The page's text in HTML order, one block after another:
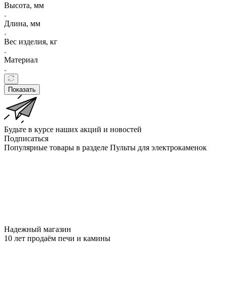
Высота, мм
Длина, мм
Вес изделия, кг
Материал
Показать
Будьте в курсе наших акций и новостей
Подписаться
Популярные товары в разделе Пульты для электрокаменок
Надежный магазин
10 лет продаём печи и камины